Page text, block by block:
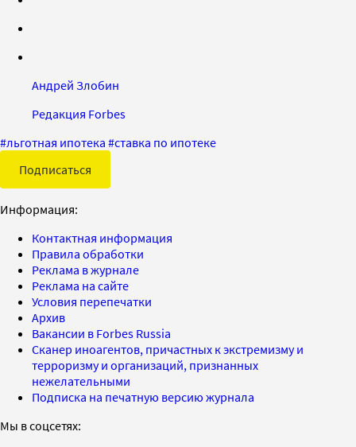
Андрей Злобин
Редакция Forbes
#льготная ипотека #ставка по ипотеке
Подписаться
Информация:
Контактная информация
Правила обработки
Реклама в журнале
Реклама на сайте
Условия перепечатки
Архив
Вакансии в Forbes Russia
Сканер иноагентов, причастных к экстремизму и
терроризму и организаций, признанных
нежелательными
Подписка на печатную версию журнала
Мы в соцсетях: